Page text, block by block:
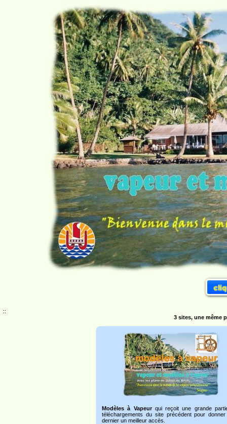
::
3 sites, une même
Modèles à Vapeurqui reçoit une grande
téléchargements du site précédent pour
dernier un meilleur accès.